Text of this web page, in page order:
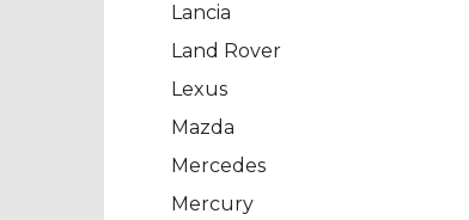
Lancia
Land Rover
Lexus
Mazda
Mercedes
Mercury